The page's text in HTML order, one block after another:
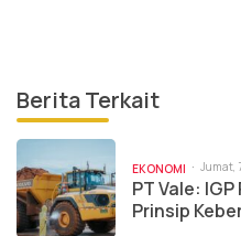
Berita Terkait
EKONOMI Jumat,
PT Vale:
Prinsip